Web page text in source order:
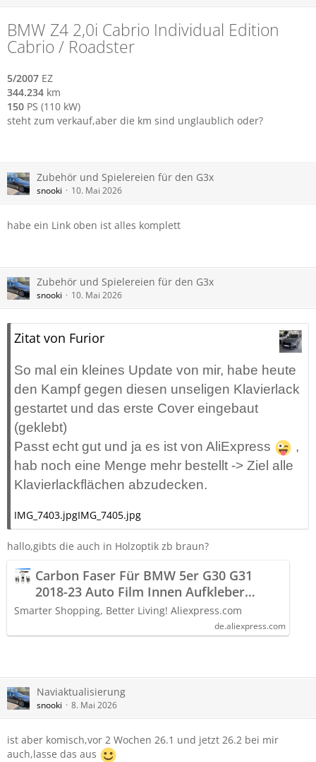
BMW Z4 2,0i Cabrio Individual Edition
Cabrio / Roadster
5/2007 EZ
344.234 km
150 PS (110 kW)
steht zum verkauf,aber die km sind unglaublich oder?
Zubehör und Spielereien für den G3x
snooki 10. Mai 2026
habe ein Link oben ist alles komplett
Zubehör und Spielereien für den G3x
snooki 10. Mai 2026
Zitat von Furior
So mal ein kleines Update von mir, habe heute
den Kampf gegen diesen unseligen Klavierlack
gestartet und das erste Cover eingebaut
(geklebt)
Passt echt gut und ja es ist von AliExpress
,
hab noch eine Menge mehr bestellt -> Ziel alle
Klavierlackflächen abzudecken.
IMG_7403.jpgIMG_7405.jpg
hallo,gibts die auch in Holzoptik zb braun?
Carbon Faser Für BMW 5er G30 G31
2018-23 Auto Film Innen Aufkleber
Center Konsole Getriebe Dashboard Air
türgriff Lift Panel - AliExpress 34
Smarter Shopping, Better Living! Aliexpress.com
de.aliexpress.com
Naviaktualisierung
snooki 8. Mai 2026
ist aber komisch,vor 2 Wochen 26.1 und jetzt 26.2 bei mir
auch,lasse das aus